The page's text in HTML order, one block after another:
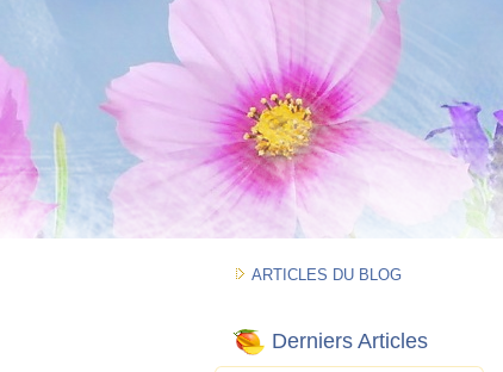
ARTICLES DU BLOG
Derniers Articles